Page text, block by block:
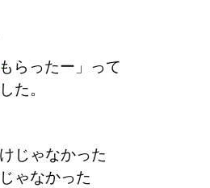
もらったー」って
た。
じゃなかった
ゃなかった